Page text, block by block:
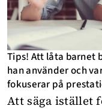
Tips! Att låta barnet
han använder och
fokuserar på
Att säga istället